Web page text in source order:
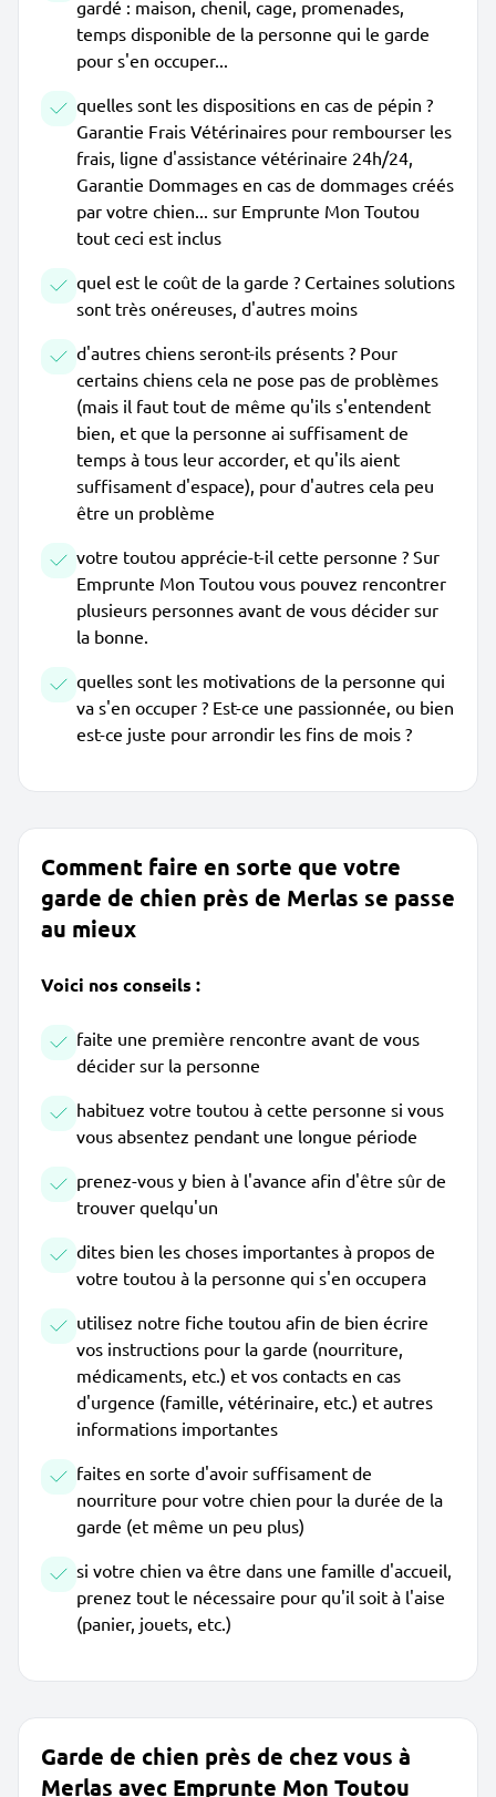
gardé : maison, chenil, cage, promenades,
temps disponible de la personne qui le garde
pour s'en occuper...
quelles sont les dispositions en cas de pépin ?
Garantie Frais Vétérinaires pour rembourser les
frais, ligne d'assistance vétérinaire 24h/24,
Garantie Dommages en cas de dommages créés
par votre chien... sur Emprunte Mon Toutou
tout ceci est inclus
quel est le coût de la garde ? Certaines solutions
sont très onéreuses, d'autres moins
d'autres chiens seront-ils présents ? Pour
certains chiens cela ne pose pas de problèmes
(mais il faut tout de même qu'ils s'entendent
bien, et que la personne ai suffisament de
temps à tous leur accorder, et qu'ils aient
suffisament d'espace), pour d'autres cela peu
être un problème
votre toutou apprécie-t-il cette personne ? Sur
Emprunte Mon Toutou vous pouvez rencontrer
plusieurs personnes avant de vous décider sur
la bonne.
quelles sont les motivations de la personne qui
va s'en occuper ? Est-ce une passionnée, ou bien
est-ce juste pour arrondir les fins de mois ?
Comment faire en sorte que votre
garde de chien près de Merlas se passe
au mieux
Voici nos conseils :
faite une première rencontre avant de vous
décider sur la personne
habituez votre toutou à cette personne si vous
vous absentez pendant une longue période
prenez-vous y bien à l'avance afin d'être sûr de
trouver quelqu'un
dites bien les choses importantes à propos de
votre toutou à la personne qui s'en occupera
utilisez notre fiche toutou afin de bien écrire
vos instructions pour la garde (nourriture,
médicaments, etc.) et vos contacts en cas
d'urgence (famille, vétérinaire, etc.) et autres
informations importantes
faites en sorte d'avoir suffisament de
nourriture pour votre chien pour la durée de la
garde (et même un peu plus)
si votre chien va être dans une famille d'accueil,
prenez tout le nécessaire pour qu'il soit à l'aise
(panier, jouets, etc.)
Garde de chien près de chez vous à
Merlas avec Emprunte Mon Toutou